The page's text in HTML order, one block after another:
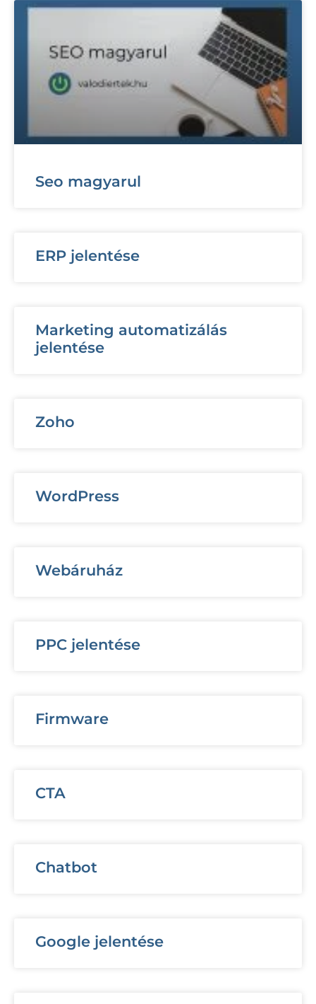
Seo magyarul
ERP jelentése
Marketing automatizálás
jelentése
Zoho
WordPress
Webáruház
PPC jelentése
Firmware
CTA
Chatbot
Google jelentése